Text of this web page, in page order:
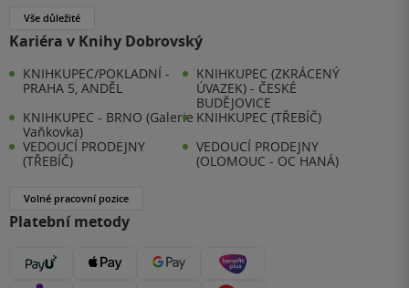
Vše důležité
Kariéra v Knihy Dobrovský
KNIHKUPEC/POKLADNÍ -
PRAHA 5, ANDĚL
KNIHKUPEC (ZKRÁCENÝ
ÚVAZEK) - ČESKÉ
BUDĚJOVICE
KNIHKUPEC - BRNO (Galerie
Vaňkovka)
KNIHKUPEC (TŘEBÍČ)
VEDOUCÍ PRODEJNY
(TŘEBÍČ)
VEDOUCÍ PRODEJNY
(OLOMOUC - OC HANÁ)
Volné pracovní pozice
Platební metody